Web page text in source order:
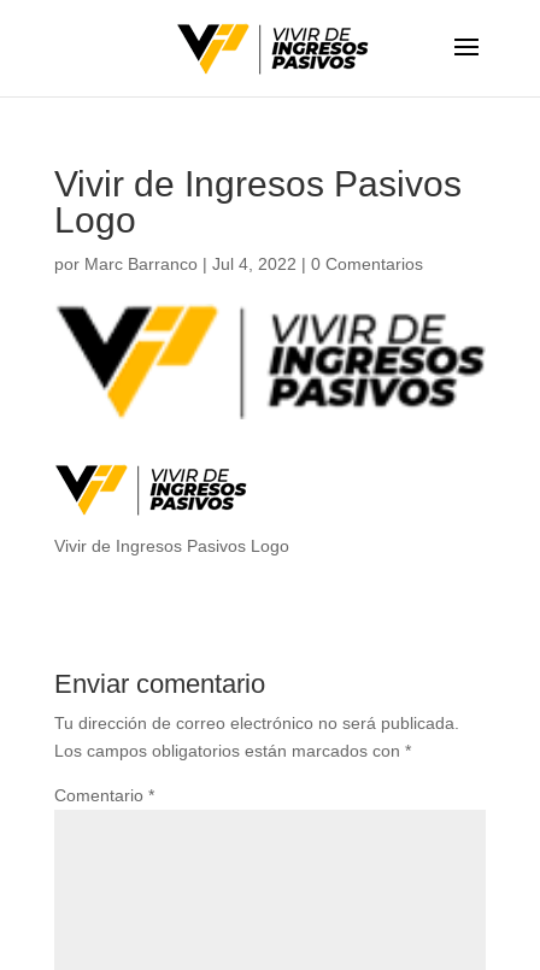
Vivir de Ingresos Pasivos
Logo
por Marc Barranco| Jul 4, 2022 | 0 Comentarios
Vivir de Ingresos Pasivos Logo
Enviar comentario
Tu dirección de correo electrónico no será publicada.
Los campos obligatorios están marcados con *
Comentario *